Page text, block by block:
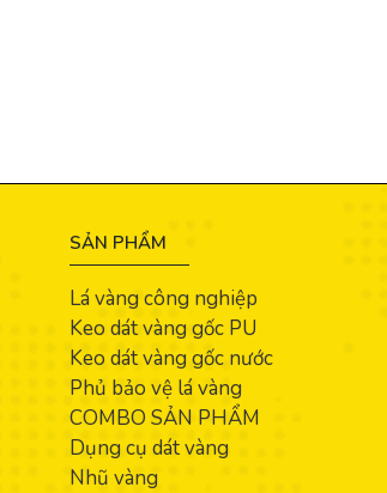
SẢN PHẨM
Lá vàng công nghiệp
Keo dát vàng gốc PU
Keo dát vàng gốc nước
Phủ bảo vệ lá vàng
COMBO SẢN PHẨM
Dụng cụ dát vàng
Nhũ vàng